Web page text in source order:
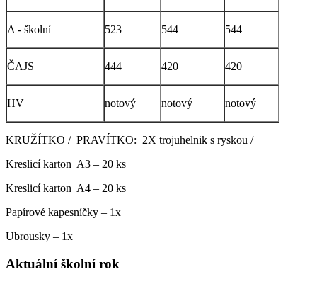
A - školní 523 544 544
ČAJS 444 420 420
HV notový notový notový
KRUŽÍTKO / PRAVÍTKO: 2X trojuhelnik s ryskou /
Kreslicí karton A3 – 20 ks
Kreslicí karton A4 – 20 ks
Papírové kapesníčky – 1x
Ubrousky – 1x
Aktuální školní rok